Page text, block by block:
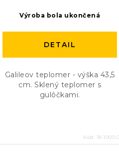
Výroba bola ukončená
DETAIL
Galileov teplomer - výška 43,5
cm. Sklený teplomer s
gulôčkami.
Kód: